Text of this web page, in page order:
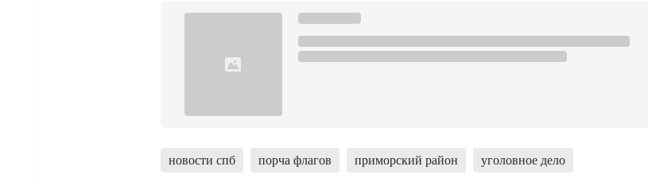
новости спб порча флагов приморский район уголовное дело